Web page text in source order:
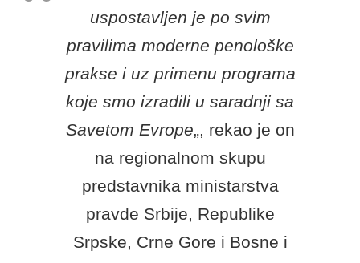
uspostavljen je po svim
pravilima moderne penološke
prakse i uz primenu programa
koje smo izradili u saradnji sa
Savetom Evrope„, rekao je on
na regionalnom skupu
predstavnika ministarstva
pravde Srbije, Republike
Srpske, Crne Gore i Bosne i